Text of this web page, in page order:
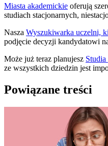
Miasta akademickie oferują
studiach stacjonarnych,
Nasza Wyszukiwarka uczelni,
podjęcie decyzji kandydatowi
Może już teraz planujesz
ze wszystkich dziedzin jest
Powiązane treści